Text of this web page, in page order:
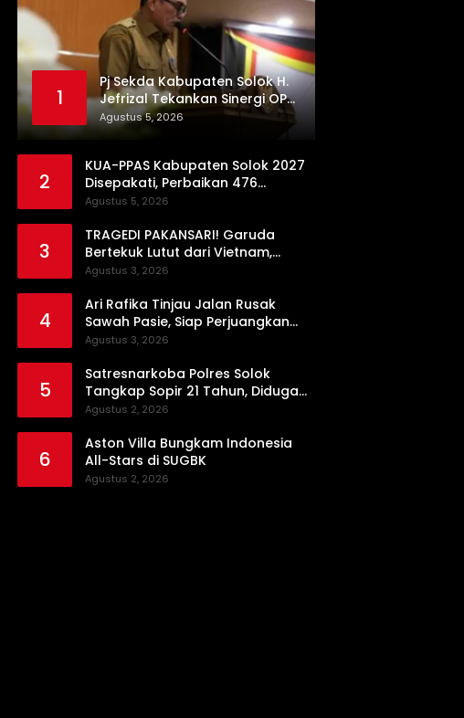
1
Pj Sekda Kabupaten Solok H.
Jefrizal Tekankan Sinergi OPD
demi Percepatan
Pembangunan Daerah
Agustus 5, 2026
2
KUA-PPAS Kabupaten Solok 2027
Disepakati, Perbaikan 476
Kilometer Jalan Rusak Jadi
Agustus 5, 2026
3
TRAGEDI PAKANSARI! Garuda
Bertekuk Lutut dari Vietnam,
Langkah ke Semifinal Kini di Ujung
Agustus 3, 2026
4
Ari Rafika Tinjau Jalan Rusak
Sawah Pasie, Siap Perjuangkan
Perbaikannya di DPRD
Agustus 3, 2026
5
Satresnarkoba Polres Solok
Tangkap Sopir 21 Tahun, Diduga
Kuasai Satu Paket Sabu di Kubung
Agustus 2, 2026
6
Aston Villa Bungkam Indonesia
All-Stars di SUGBK
Agustus 2, 2026